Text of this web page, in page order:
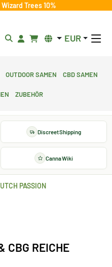
Wizard Trees 10%
EUR
Outdoor Samen CBD Samen
Zubehör
Discreet Shipping
Canna Wiki
PASSION
CBG REICHE